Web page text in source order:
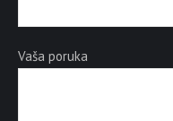
Vaša poruka